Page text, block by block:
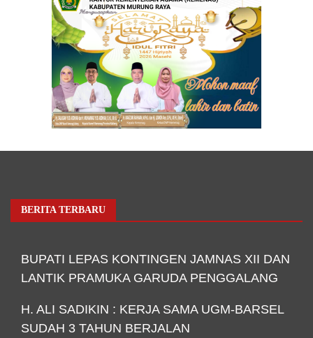
BERITA TERBARU
BUPATI LEPAS KONTINGEN JAMNAS XII DAN
LANTIK PRAMUKA GARUDA PENGGALANG
H. ALI SADIKIN : KERJA SAMA UGM-BARSEL
SUDAH 3 TAHUN BERJALAN